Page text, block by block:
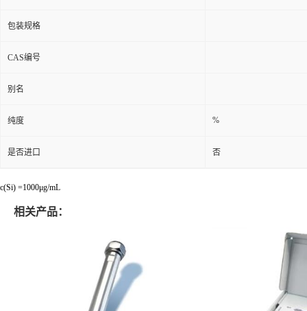
包装规格
CAS编号
别名
纯度 %
是否进口 否
c(Si) =1000μg/mL
相关产品：